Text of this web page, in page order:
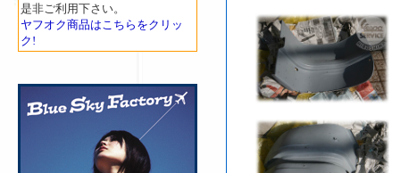
是非ご利用下さい。
ヤフオク商品はこちらをクリッ
ク!